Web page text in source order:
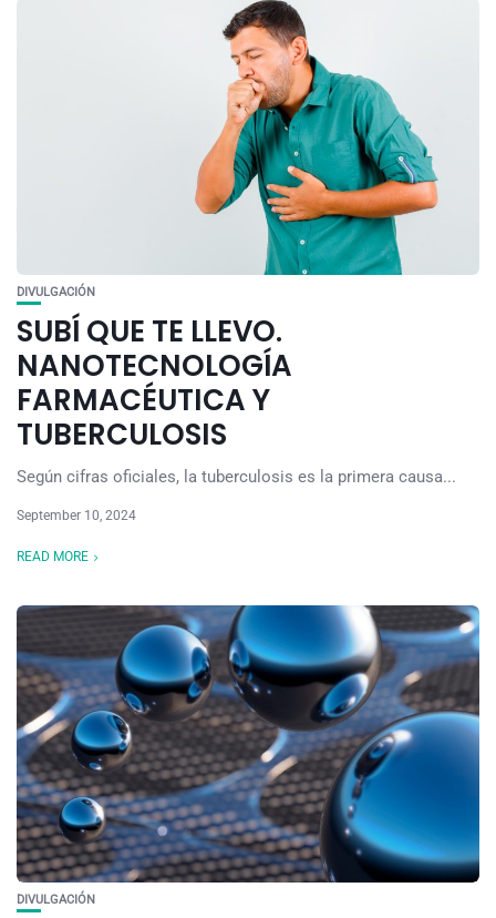
DIVULGACIÓN
SUBÍ QUE TE LLEVO.
NANOTECNOLOGÍA
FARMACÉUTICA Y
TUBERCULOSIS
Según cifras oficiales, la tuberculosis es la primera causa...
September 10, 2024
READ MORE
DIVULGACIÓN